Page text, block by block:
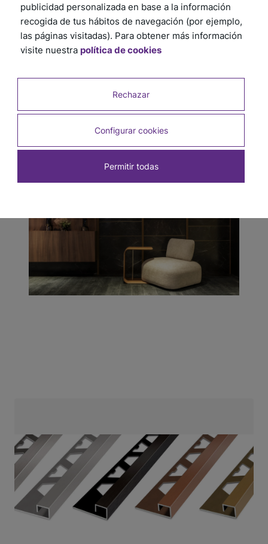
publicidad personalizada en base a la información
recogida de tus hábitos de navegación (por ejemplo,
las páginas visitadas). Para obtener más información
visite nuestra política de cookies
Rechazar
Configurar cookies
Permitir todas